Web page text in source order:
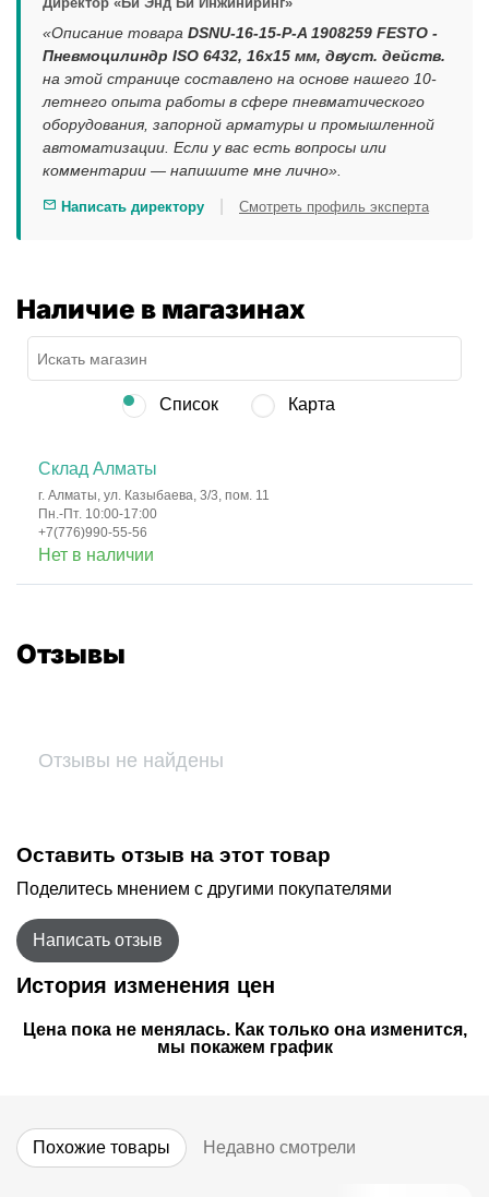
«Описание товара DSNU-16-15-P-A 1908259 FESTO -
Пневмоцилиндр ISO 6432, 16x15 мм, двуст. действ.
на этой странице составлено на основе нашего 10-
летнего опыта работы в сфере пневматического
оборудования, запорной арматуры и промышленной
автоматизации. Если у вас есть вопросы или
комментарии — напишите мне лично».
Написать директору Смотреть профиль эксперта
Наличие в магазинах
Список Карта
Склад Алматы
г. Алматы, ул. Казыбаева, 3/3, пом. 11
Пн.-Пт. 10:00-17:00
+7(776)990-55-56
Нет в наличии
Отзывы
Отзывы не найдены
Оставить отзыв на этот товар
Поделитесь мнением с другими покупателями
Написать отзыв
История изменения цен
Цена пока не менялась. Как только она изменится,
мы покажем график
Похожие товары Недавно смотрели